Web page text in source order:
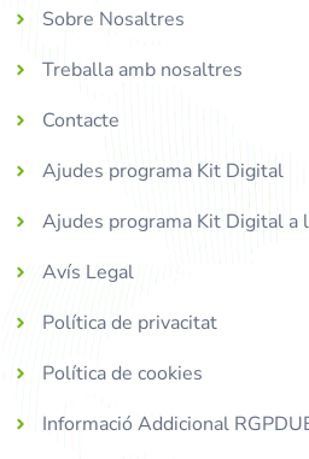
Sobre Nosaltres
Treballa amb nosaltres
Contacte
Ajudes programa Kit Digital
Ajudes programa Kit Digital a
Avís Legal
Política de privacitat
Política de cookies
Informació Addicional